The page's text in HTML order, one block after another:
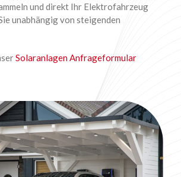
und direkt Ihr Elektrofahrzeug
unabhängig von steigenden
Solaranlagen Anfrageformular